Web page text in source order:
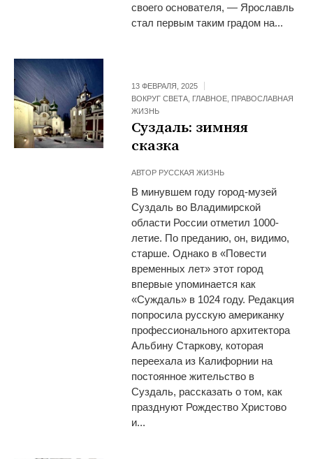
своего основателя, — Ярославль
стал первым таким градом на...
13 ФЕВРАЛЯ, 2025
ВОКРУГ СВЕТА ГЛАВНОЕ ПРАВОСЛАВНАЯ
ЖИЗНЬ
Суздаль: зимняя
сказка
АВТОР РУССКАЯ ЖИЗНЬ
В минувшем году город-музей
Суздаль во Владимирской
области России отметил 1000-
летие. По преданию, он, видимо,
старше. Однако в «Повести
временных лет» этот город
впервые упоминается как
«Суждаль» в 1024 году. Редакция
попросила русскую американку
профессионального архитектора
Альбину Старкову, которая
переехала из Калифорнии на
постоянное жительство в
Суздаль, рассказать о том, как
празднуют Рождество Христово
и...